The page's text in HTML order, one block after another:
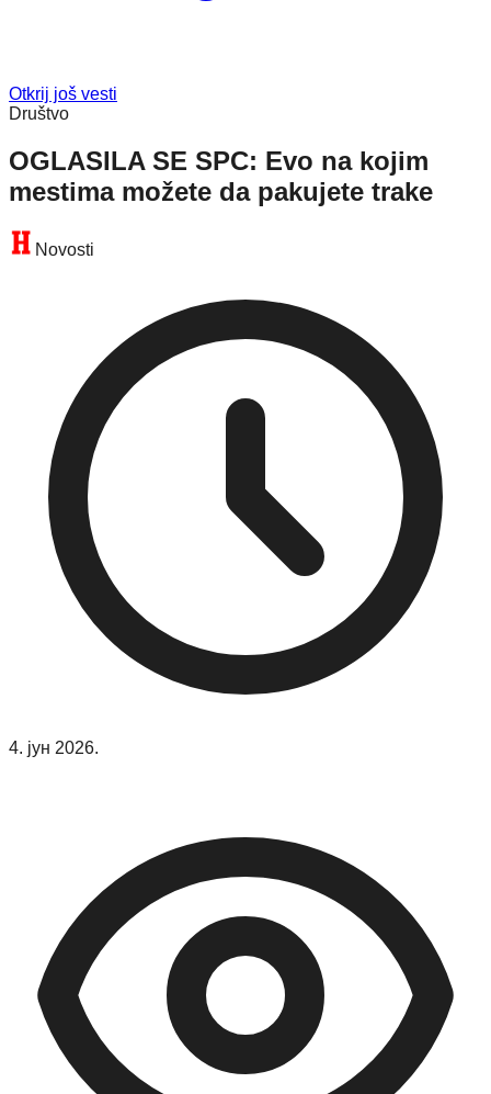
Otkrij još vesti
Društvo
OGLASILA SE SPC: Evo na kojim
mestima možete da pakujete trake
Novosti
4. јун 2026.